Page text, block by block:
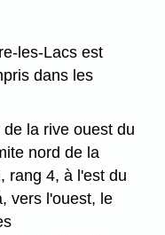
les-Lacs est
dans les
la rive ouest du
nord de la
rang 4, à l'est du
vers l'ouest, le